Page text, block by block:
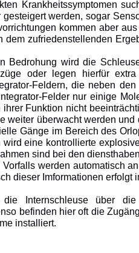
Krankheitssymptomen
werden, sogar
kommen aber
dem zufriedenstellenden
Bedrohung wird die
oder legen hierfür
Feldern, die neben
Felder nur einige
Funktion nicht
weiter überwacht werden
Gänge im Bereich des
wird eine kontrollierte
sind bei den
werden automatisch
dieser Imformationen
die Internschleuse über
befinden hier oft die
installiert.